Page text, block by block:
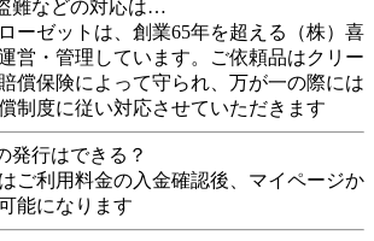
難などの対応は…
ーゼットは、創業65年を超える（株）喜
営・管理しています。ご依頼品はクリー
償保険によって守られ、万が一の際には
制度に従い対応させていただきます
発行はできる？
ご利用料金の入金確認後、マイページか
能になります